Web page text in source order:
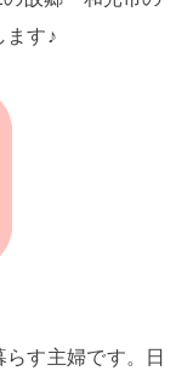
ます♪
す主婦です。日